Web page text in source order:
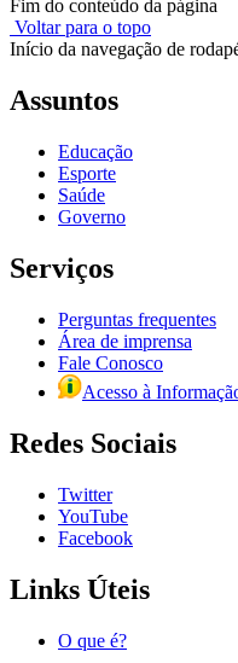
Fim do conteúdo da página
Voltar para o topo
Início da navegação de
Assuntos
Educação
Esporte
Saúde
Governo
Serviços
Perguntas frequentes
Área de imprensa
Fale Conosco
Acesso à
Redes Sociais
Twitter
YouTube
Facebook
Links Úteis
O que é?